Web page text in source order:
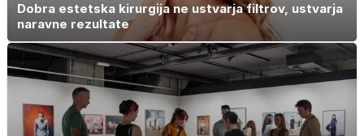
Dobra estetska kirurgija ne ustvarja filtrov, ustvarja
naravne rezultate